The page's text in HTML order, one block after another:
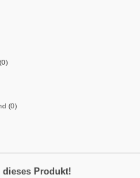
(0)
dieses Produkt!